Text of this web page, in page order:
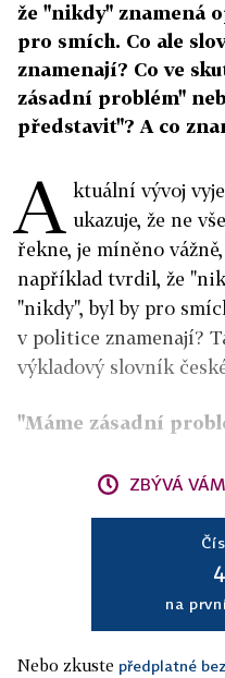
že "nikdy" znamená
pro smích. Co ale
znamenají? Co ve
zásadní problém"
představit"? A co
A ktuální vývoj
ukazuje, že ne
řekne, je míněno
například tvrdil, že
"nikdy", byl by pro
v politice znamenají?
výkladový slovník
"Máme zásadní
ZBÝVÁ
na
Nebo zkuste předplatné